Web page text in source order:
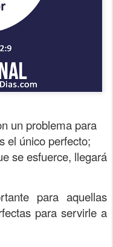
un problema para
el único perfecto;
se esfuerce, llegará
para aquellas
para servirle a